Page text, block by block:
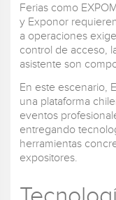
Ferias como
y Exponor
a operaciones
control de acceso,
asistente son
En este escenario,
una plataforma
eventos
entregando
herramientas
expositores.